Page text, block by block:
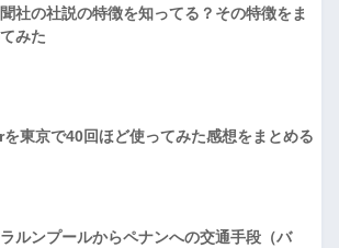
社の社説の特徴を知ってる？その特徴をま
みた
東京で40回ほど使ってみた感想をまとめる
ルンプールからペナンへの交通手段（バ